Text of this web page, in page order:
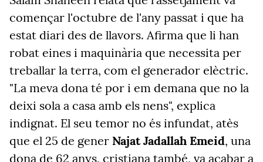
començar l'octubre de l'any passat i que ha
estat diari des de llavors. Afirma que li han
robat eines i maquinària que necessita per
treballar la terra, com el generador elèctric.
"La meva dona té por i em demana que no la
deixi sola a casa amb els nens", explica
indignat. El seu temor no és infundat, atès
que el 25 de gener Najat Jadallah Emeid, una
dona de 62 anys, cristiana també, va acabar a